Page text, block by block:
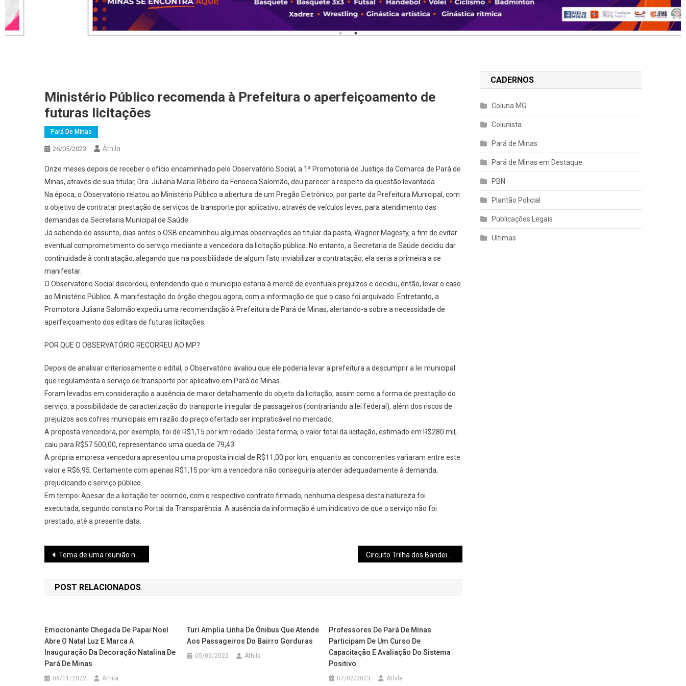
Ministério Público recomenda à Prefeitura o aperfeiçoamento de
futuras licitações
Pará De Minas
26/05/2023 Áthila
Onze meses depois de receber o ofício encaminhado pelo Observatório Social, a 1ª Promotoria de Justiça da Comarca de Pará de
Minas, através de sua titular, Dra. Juliana Maria Ribeiro da Fonseca Salomão, deu parecer a respeito da questão levantada.
Na época, o Observatório relatou ao Ministério Público a abertura de um Pregão Eletrônico, por parte da Prefeitura Municipal, com
o objetivo de contratar prestação de serviços de transporte por aplicativo, através de veículos leves, para atendimento das
demandas da Secretaria Municipal de Saúde.
Já sabendo do assunto, dias antes o OSB encaminhou algumas observações ao titular da pasta, Wagner Magesty, a fim de evitar
eventual comprometimento do serviço mediante a vencedora da licitação pública. No entanto, a Secretaria de Saúde decidiu dar
continuidade à contratação, alegando que na possibilidade de algum fato inviabilizar a contratação, ela seria a primeira a se
manifestar.
O Observatório Social discordou, entendendo que o município estaria à mercê de eventuais prejuízos e decidiu, então, levar o caso
ao Ministério Público. A manifestação do órgão chegou agora, com a informação de que o caso foi arquivado. Entretanto, a
Promotora Juliana Salomão expediu uma recomendação à Prefeitura de Pará de Minas, alertando-a sobre a necessidade de
aperfeiçoamento dos editais de futuras licitações.
POR QUE O OBSERVATÓRIO RECORREU AO MP?
Depois de analisar criteriosamente o edital, o Observatório avaliou que ele poderia levar a prefeitura a descumprir a lei municipal
que regulamenta o serviço de transporte por aplicativo em Pará de Minas.
Foram levados em consideração a ausência de maior detalhamento do objeto da licitação, assim como a forma de prestação do
serviço, a possibilidade de caracterização do transporte irregular de passageiros (contrariando a lei federal), além dos riscos de
prejuízos aos cofres municipais em razão do preço ofertado ser impraticável no mercado.
A proposta vencedora, por exemplo, foi de R$1,15 por km rodado. Desta forma, o valor total da licitação, estimado em R$280 mil,
caiu para R$57.500,00, representando uma queda de 79,43.
A própria empresa vencedora apresentou uma proposta inicial de R$11,00 por km, enquanto as concorrentes variaram entre este
valor e R$6,95. Certamente com apenas R$1,15 por km a vencedora não conseguiria atender adequadamente à demanda,
prejudicando o serviço público.
Em tempo: Apesar de a licitação ter ocorrido, com o respectivo contrato firmado, nenhuma despesa desta natureza foi
executada, segundo consta no Portal da Transparência. A ausência da informação é um indicativo de que o serviço não foi
prestado, até a presente data.
Navegação
de
Post
Tema de uma reunião na Câmara Municipal, Lei Paulo Gustavo vai destinar R$800 mil a artistas de Pará de Minas Circuito Trilha dos Bandeirantes discute novidades no turismo para Pará de Minas e região em 2023
POST RELACIONADOS
Emocionante Chegada De Papai Noel
Abre O Natal Luz E Marca A
Inauguração Da Decoração Natalina De
Pará De Minas
08/11/2022 Áthila
Turi Amplia Linha De Ônibus Que Atende
Aos Passageiros Do Bairro Gorduras
05/09/2022 Áthila
Professores De Pará De Minas
Participam De Um Curso De
Capacitação E Avaliação Do Sistema
Positivo
07/02/2023 Áthila
CADERNOS
Coluna MG
Colunista
Pará de Minas
Pará de Minas em Destaque
PBN
Plantão Policial
Publicações Legais
Ultimas